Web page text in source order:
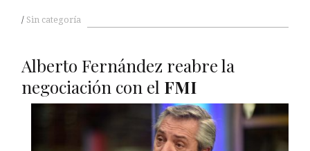
Sin categoría
Alberto Fernández reabre la
negociación con el FMI